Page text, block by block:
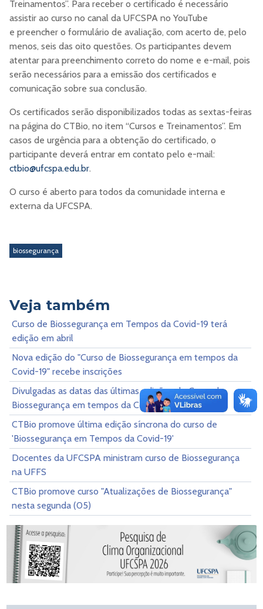
Treinamentos”. Para receber o certificado é necessário
assistir ao curso no canal da UFCSPA no YouTube
e preencher o formulário de avaliação, com acerto de, pelo
menos, seis das oito questões. Os participantes devem
atentar para preenchimento correto do nome e e-mail, pois
serão necessários para a emissão dos certificados e
comunicação sobre sua conclusão.
Os certificados serão disponibilizados todas as sextas-feiras
na página do CTBio, no item “Cursos e Treinamentos”. Em
casos de urgência para a obtenção do certificado, o
participante deverá entrar em contato pelo e-mail:
ctbio@ufcspa.edu.br.
O curso é aberto para todos da comunidade interna e
externa da UFCSPA.
biossegurança
Veja também
Curso de Biossegurança em Tempos da Covid-19 terá
edição em abril
Nova edição do "Curso de Biossegurança em tempos da
Covid-19" recebe inscrições
Divulgadas as datas das últimas edições do Curso de
Biossegurança em tempos da Covid-19
CTBio promove última edição síncrona do curso de
'Biossegurança em Tempos da Covid-19'
Docentes da UFCSPA ministram curso de Biossegurança
na UFFS
CTBio promove curso "Atualizações de Biossegurança"
nesta segunda (05)